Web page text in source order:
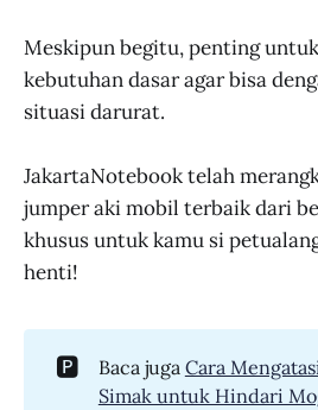
Meskipun begitu, penting
kebutuhan dasar agar bisa
situasi darurat.
JakartaNotebook telah
jumper aki mobil terbaik dari
khusus untuk kamu si
henti!
🅿️ Baca juga Cara
Simak untuk Hindari